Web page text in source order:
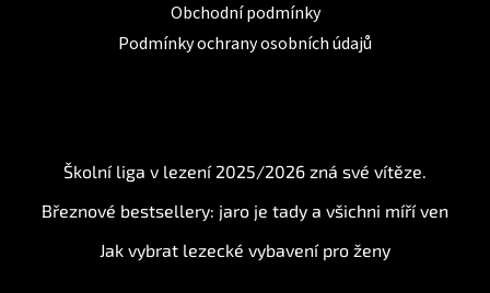
Obchodní podmínky
Podmínky ochrany osobních údajů
Školní liga v lezení 2025/2026 zná své vítěze.
Březnové bestsellery: jaro je tady a všichni míří ven
Jak vybrat lezecké vybavení pro ženy